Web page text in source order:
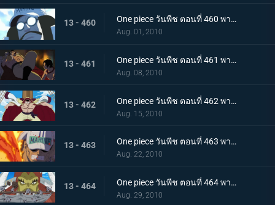
13 - 460 One piece วันพีช ตอนที่ 460 พากย์ไทย กองเรือมหึมาปรากฏ! กลุ่มโจรสลัดหนวดขาวบุกมาแล้ว
Aug. 01, 2010
13 - 461 One piece วันพีช ตอนที่ 461 พากย์ไทย ศึกตัดสินเริ่มเปิดม่าน! อดีตระหว่าง เอส กับ หนวดขาว!
Aug. 08, 2010
13 - 462 One piece วันพีช ตอนที่ 462 พากย์ไทย พลังทำลายล้างโลก! ความสามารถของ ผลกุระ-กุระ
Aug. 15, 2010
13 - 463 One piece วันพีช ตอนที่ 463 พากย์ไทย เผาทุกสิ่งจนมอดไหม้!! พลังของพลเรือเอกอาคาอินุ!
Aug. 22, 2010
13 - 464 One piece วันพีช ตอนที่ 464 พากย์ไทย ลูกหลานของปีศาจ! ลิตเติ้ลออสจูเนียร์! จู่โจม
Aug. 29, 2010